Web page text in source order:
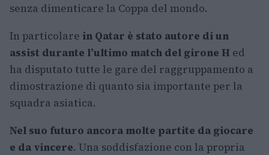
senza dimenticare la Coppa del mondo.
In particolare in Qatar è stato autore di un
assist durante l’ultimo match del girone H ed
ha disputato tutte le gare del raggruppamento a
dimostrazione di quanto sia importante per la
squadra asiatica.
Nel suo futuro ancora molte partite da giocare
e da vincere. Una soddisfazione con la propria